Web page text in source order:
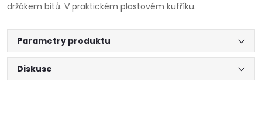
držákem bitů. V praktickém plastovém kufříku.
Parametry produktu
Diskuse